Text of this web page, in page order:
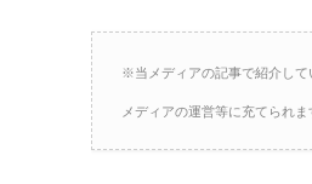
※当メディアの記事で紹介して
メディアの運営等に充てられま